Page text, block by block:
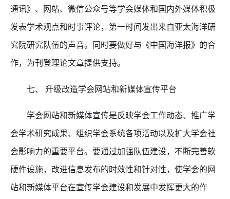
通讯》、网站、微信公众号等学会媒体和国内外媒体积极
发表学术观点和时事评论，第一时间发出来自亚太海洋研
究院研究队伍的声音。同时要做好与《中国海洋报》的合
作，为刊登理论文章提供支持。
七、 升级改造学会网站和新媒体宣传平台
学会网站和新媒体宣传是反映学会工作动态、推广学
会学术研究成果、组织学会系统各项活动以及扩大学会社
会影响力的重要平台。要通过加强队伍建设，不断完善软
硬件设施，改进信息发布的时效性和针对性，使学会的网
站和新媒体平台在宣传学会建设和发展中发挥更大的作